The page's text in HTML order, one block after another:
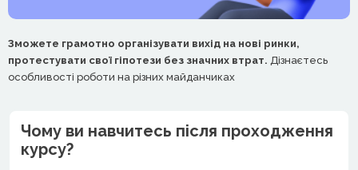
Зможете грамотно організувати вихід на нові ринки,
протестувати свої гіпотези без значних втрат. Дізнаєтесь
особливості роботи на різних майданчиках
Чому ви навчитесь після проходження
курсу?